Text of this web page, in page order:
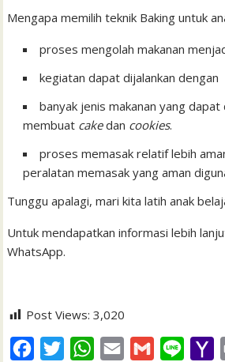
Mengapa memilih teknik Baking untuk
proses mengolah makanan
kegiatan dapat dijalankan dengan
banyak jenis makanan yang dapat
membuat cakedan cookies.
proses memasak relatif lebih
peralatan memasak yang aman
Tunggu apalagi, mari kita latih anak
Untuk mendapatkan informasi lebih
WhatsApp.
Post Views: 3,020
W
G